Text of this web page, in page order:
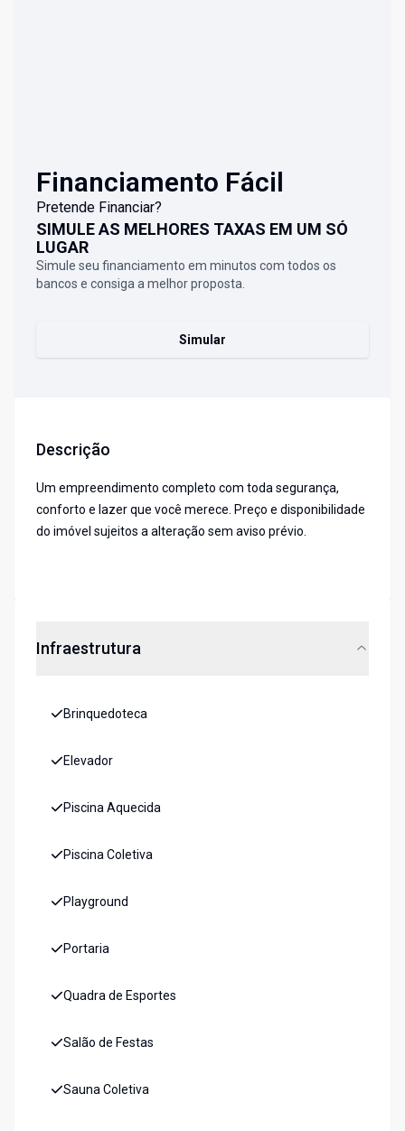
Financiamento Fácil
Pretende Financiar?
SIMULE AS MELHORES TAXAS EM UM SÓ
LUGAR
Simule seu financiamento em minutos com todos os
bancos e consiga a melhor proposta.
Simular
Descrição
Um empreendimento completo com toda segurança,
conforto e lazer que você merece. Preço e disponibilidade
do imóvel sujeitos a alteração sem aviso prévio.
Infraestrutura
Brinquedoteca
Elevador
Piscina Aquecida
Piscina Coletiva
Playground
Portaria
Quadra de Esportes
Salão de Festas
Sauna Coletiva